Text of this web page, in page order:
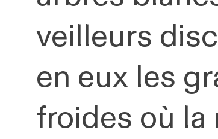
veilleurs
en eux les
froides où